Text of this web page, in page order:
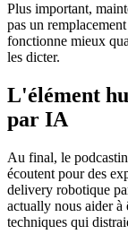
Plus important,
pas un
fonctionne mieux
les dicter.
L'élément
par IA
Au final, le
écoutent pour des
delivery robotique
actually nous aider à
techniques qui